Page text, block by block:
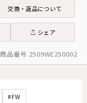
交換・返品について
シェア
商品番号 2509WE250002
FW